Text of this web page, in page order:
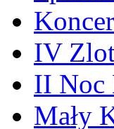
IV
II Noc
Mały